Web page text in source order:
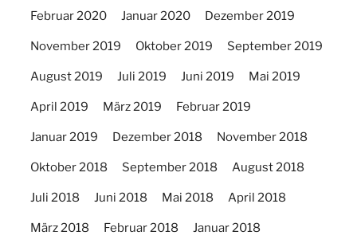
Februar 2020 Januar 2020 Dezember 2019
November 2019 Oktober 2019 September 2019
August 2019 Juli 2019 Juni 2019 Mai 2019
April 2019 März 2019 Februar 2019
Januar 2019 Dezember 2018 November 2018
Oktober 2018 September 2018 August 2018
Juli 2018 Juni 2018 Mai 2018 April 2018
März 2018 Februar 2018 Januar 2018